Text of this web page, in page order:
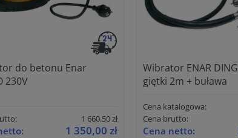
do betonu Enar
230V
1 660,50 zł
1 350,00 zł
Wibrator ENAR
giętki 2m + buława
Cena katalogowa:
Cena brutto:
Cena netto: